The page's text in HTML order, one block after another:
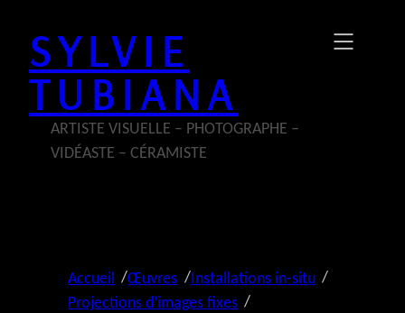
contenu
SYLVIE
TUBIANA
ARTISTE VISUELLE – PHOTOGRAPHE –
VIDÉASTE – CÉRAMISTE
Accueil /Œuvres / Installations in-situ /
Projections d’images fixes /